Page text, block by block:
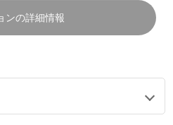
ンの詳細情報